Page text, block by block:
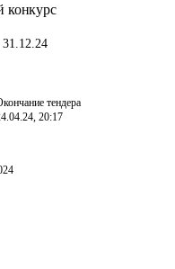
конкурс
тендера
20:17